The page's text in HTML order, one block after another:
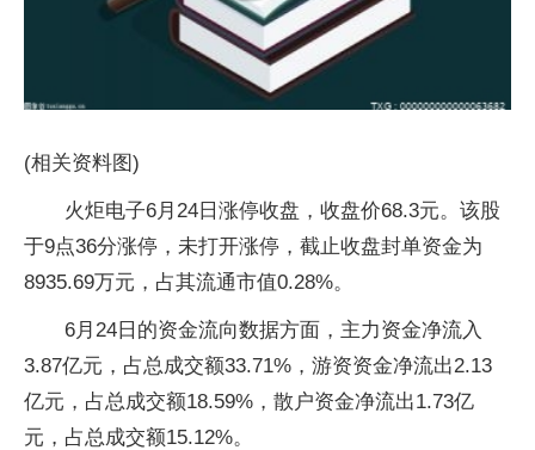
(相关资料图)
火炬电子6月24日涨停收盘，收盘价68.3元。该股
于9点36分涨停，未打开涨停，截止收盘封单资金为
8935.69万元，占其流通市值0.28%。
6月24日的资金流向数据方面，主力资金净流入
3.87亿元，占总成交额33.71%，游资资金净流出2.13
亿元，占总成交额18.59%，散户资金净流出1.73亿
元，占总成交额15.12%。